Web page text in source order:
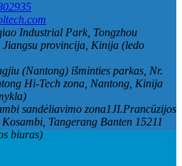
Industrial Park, Tongzhou
provincija, Kinija (ledo
(Nantong) išminties parkas, Nr.
Hi-Tech zona, Nantong, Kinija
sandėliavimo zona1JI.Prancūzijos
Tangerang Banten 15211
biuras)